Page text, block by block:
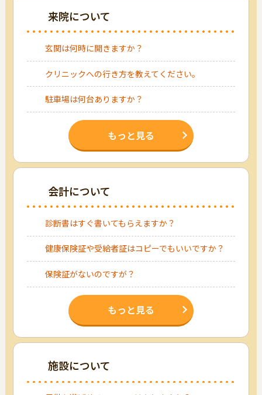
来院について
玄関は何時に開きますか？
クリニックへの行き方を教えてください。
駐車場は何台ありますか？
もっと見る
会計について
診断書はすぐ書いてもらえますか？
健康保険証や受給者証はコピーでもいいですか？
保険証がないのですが？
もっと見る
施設について